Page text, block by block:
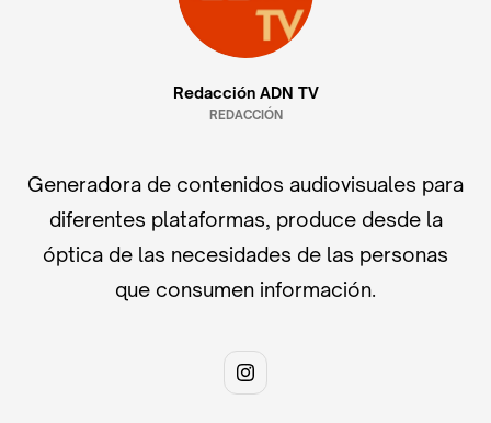
Redacción ADN TV
REDACCIÓN
Generadora de contenidos audiovisuales para
diferentes plataformas, produce desde la
óptica de las necesidades de las personas
que consumen información.